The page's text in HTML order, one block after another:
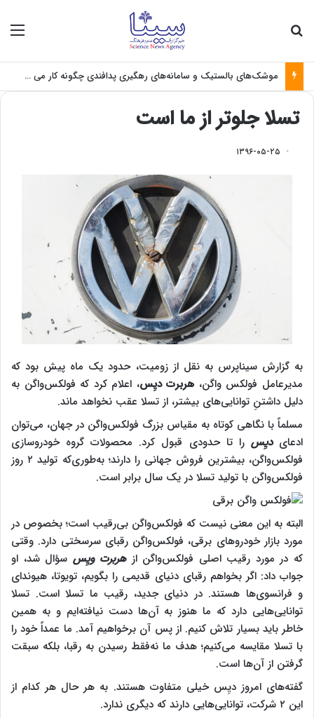
موشک‌های بالستیک و سامانه‌های رهگیری پدافندی چگونه کار می کنند؟
تسلا جلوتر از ما است
۱۳۹۶-۰۵-۲۵
به گزارش سیناپرس به نقل از زومیت، حدود یک ماه پیش بود که
مدیرعامل فولکس واگن، هربرت دیِس، اعلام کرد که فولکس‌واگن به
دلیل داشتنِ توانایی‌های بیشتر، از تسلا عقب نخواهد ماند.
مسلماً با نگاهی کوتاه به مقیاس بزرگ فولکس‌واگن در جهان، می‌توان
ادعایدیِس را تا حدودی قبول کرد. محصولات گروه خودروسازی
فولکس‌واگن، بیشترین فروش جهانی را دارند؛ به‌طوری‌که تولید ۲ روز
فولکس‌واگن با تولید تسلا در یک سال برابر است.
البته به این معنی نیست که فولکس‌واگن بی‌رقیب است؛ بخصوص در
مورد بازار خودروهای برقی، فولکس‌واگن رقبای سرسختی دارد. وقتی
که در مورد رقیب اصلی فولکس‌واگن ازهربرت ویِس سؤال شد، او
جواب داد: اگر بخواهم رقبای دنیای قدیمی را بگویم، تویوتا، هیوندای
و فرانسوی‌ها هستند. در دنیای جدید، رقیب ما تسلا است. تسلا
توانایی‌هایی دارد که ما هنوز به آن‌ها دست نیافته‌ایم و به همین
خاطر باید بسیار تلاش کنیم. از پس آن برخواهیم آمد. ما عمداً خود را
با تسلا مقایسه می‌کنیم؛ هدف ما نه‌فقط رسیدن به رقبا، بلکه سبقت
گرفتن از آن‌ها است.
گفته‌های امروز دیِس خیلی متفاوت هستند. به هر حال هر کدام از
این ۲ شرکت، توانایی‌هایی دارند که دیگری ندارد.